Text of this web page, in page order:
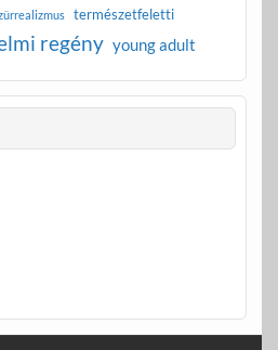
természetfeletti
regény young adult